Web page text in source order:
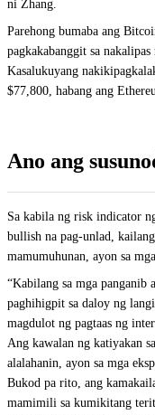
ni Zhang.
Parehong bumaba ang
pagkakabanggit sa
Kasalukuyang
$77,800, habang ang
Ano ang
Sa kabila ng risk indicator
bullish na pag-unlad,
mamumuhunan, ayon sa
“Kabilang sa mga panganib
paghihigpit sa daloy ng
magdulot ng pagtaas ng
Ang kawalan ng katiyakan
alalahanin, ayon sa mga
Bukod pa rito, ang
mamimili sa kumikitang